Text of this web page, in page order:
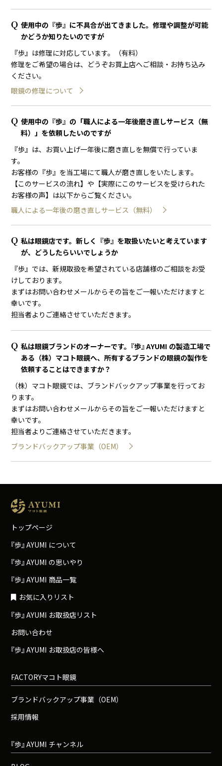
使用中の『歩』に不具合が出てきました。修理や調整が可能
かどうか知りたいのですが
『歩』は修理に対応しています。（有料）
修理をご希望の場合は、どうぞお買上店へご相談・お持ち込み
ください。
眼鏡の修理について
使用中の『歩』の「職人による一年後磨き直しサービス（無
料）」を依頼したいのですが
『歩』は、お買い上げ一年後に磨き直しを無償で行っていま
す。
お客様の『歩』を当工場にて職人が磨き直しをいたします。
【このサービスの流れ】や【実際にこのサービスを受けられた
お客様の声】は以下からご覧ください。
職人による一年後の磨き直しサービス（無料）
私は眼鏡店です。新しく『歩』を取扱いたいと考えています
が、どうしたらいいでしょうか
『歩』では、新規取扱を希望されている店舗様のご相談をお受
けしております。
まずはお問い合わせメールからその旨をご一報いただけますと
幸いです。
担当者よりご連絡させていただきます。
私は眼鏡ブランドのオーナーです。 『歩』AYUMI の製造工場で
ある（株）マコト眼鏡へ、所有するブランドの眼鏡の製作を
依頼することはできますか？
（株）マコト眼鏡では、ブランドバックアップ事業を行ってお
ります。
まずはお問い合わせメールからその旨をご一報いただけますと
幸いです。
担当者よりご連絡させていただきます。
ブランドバックアップ事業（OEM）
トップページ
『歩』AYUMI について
『歩』AYUMI の思いやり
『歩』AYUMI 商品一覧
お気に入りリスト
『歩』AYUMI お取扱店リスト
お問い合わせ
『歩』AYUMI お取扱店の皆様へ
FACTORYマコト眼鏡
ブランドバックアップ事業（OEM）
採用情報
『歩』AYUMI チャンネル